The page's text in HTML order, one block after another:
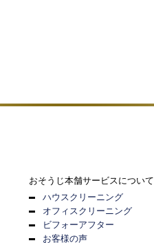
おそうじ本舗サービスについて
ハウスクリーニング
オフィスクリーニング
ビフォーアフター
お客様の声